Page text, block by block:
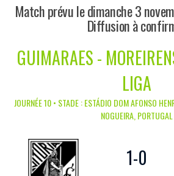
Match prévu le dimanche 3
Diffusion à
GUIMARAES -
LIGA
JOURNÉE 10 • STADE : ESTÁDIO DOM AFONSO
NOGUEIRA, PORTUGAL
1-0